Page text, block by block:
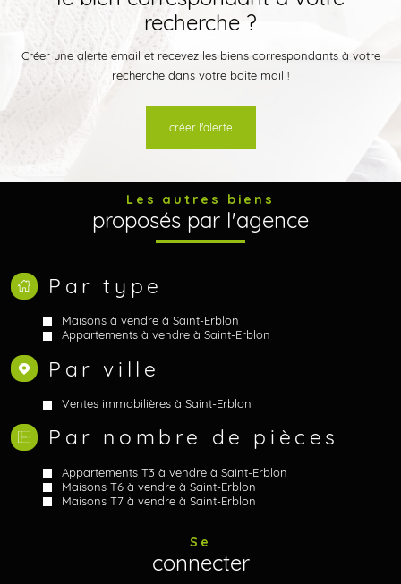
recherche ?
Créer une alerte email et recevez les biens correspondants à votre
recherche dans votre boîte mail !
créer l'alerte
Les autres biens
proposés par l'agence
Par type
Maisons à vendre à Saint-Erblon
Appartements à vendre à Saint-Erblon
Par ville
Ventes immobilières à Saint-Erblon
Par nombre de pièces
Appartements T3 à vendre à Saint-Erblon
Maisons T6 à vendre à Saint-Erblon
Maisons T7 à vendre à Saint-Erblon
Se
connecter